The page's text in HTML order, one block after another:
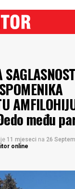
među
11 mjeseci na 26
online